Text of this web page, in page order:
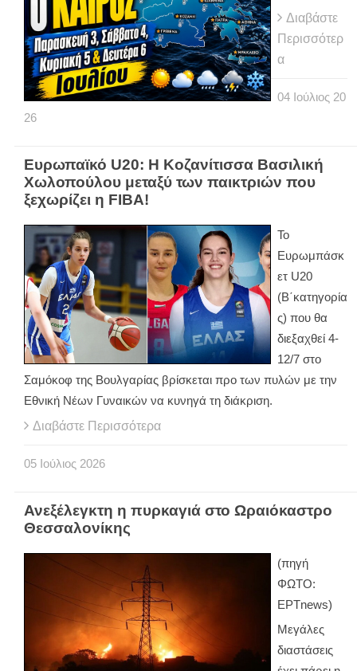
Διαβάστε
Περισσότερ
α
04 Ιούλιος 20
26
Ευρωπαϊκό U20: Η Κοζανίτισσα Βασιλική
Χωλοπούλου μεταξύ των παικτριών που
ξεχωρίζει η FIBA!
Το
Ευρωμπάσκ
ετ U20
(Β΄κατηγορία
ς) που θα
διεξαχθεί 4-
12/7 στο
Σαμόκοφ της Βουλγαρίας βρίσκεται προ των πυλών με την
Εθνική Νέων Γυναικών να κυνηγά τη διάκριση.
Διαβάστε Περισσότερα
05 Ιούλιος 2026
Ανεξέλεγκτη η πυρκαγιά στο Ωραιόκαστρο
Θεσσαλονίκης
(πηγή
ΦΩΤΟ:
ΕΡΤnews)
Μεγάλες
διαστάσεις